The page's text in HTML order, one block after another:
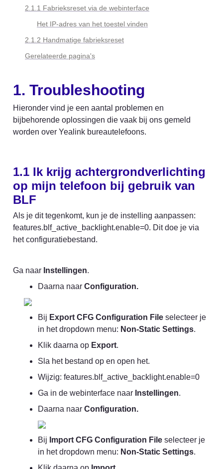
2.1.1 Fabrieksreset via de webinterface
Het IP-adres van het toestel vinden
2.1.2 Handmatige fabrieksreset
Gerelateerde pagina's
1. Troubleshooting
Hieronder vind je een aantal problemen en
bijbehorende oplossingen die vaak bij ons gemeld
worden over Yealink bureautelefoons.
1.1 Ik krijg achtergrondverlichting
op mijn telefoon bij gebruik van
BLF
Als je dit tegenkomt, kun je de instelling aanpassen:
features.blf_active_backlight.enable=0. Dit doe je via
het configuratiebestand.
Ga naar Instellingen.
Daarna naar Configuration.
Bij Export CFG Configuration File selecteer je
in het dropdown menu: Non-Static Settings.
Klik daarna op Export.
Sla het bestand op en open het.
Wijzig: features.blf_active_backlight.enable=0
Ga in de webinterface naar Instellingen.
Daarna naar Configuration.
Bij Import CFG Configuration File selecteer je
in het dropdown menu: Non-Static Settings.